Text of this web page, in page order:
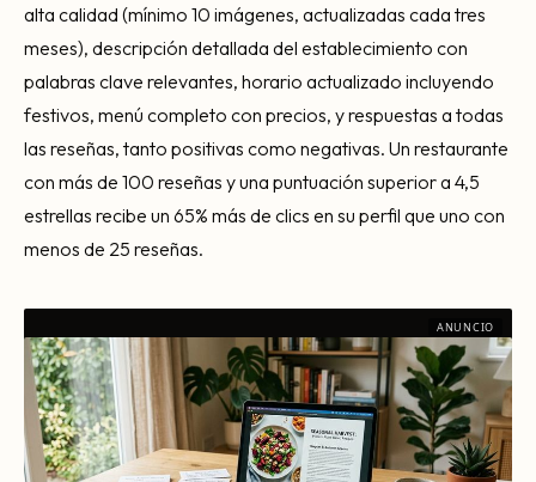
alta calidad (mínimo 10 imágenes, actualizadas cada tres
meses), descripción detallada del establecimiento con
palabras clave relevantes, horario actualizado incluyendo
festivos, menú completo con precios, y respuestas a todas
las reseñas, tanto positivas como negativas. Un restaurante
con más de 100 reseñas y una puntuación superior a 4,5
estrellas recibe un 65% más de clics en su perfil que uno con
menos de 25 reseñas.
ANUNCIO